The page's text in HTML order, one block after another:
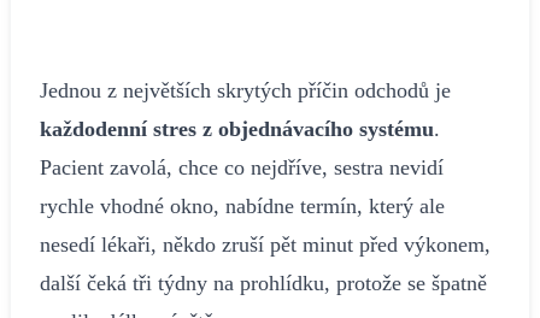
Jednou z největších skrytých příčin odchodů je
každodenní stres z objednávacího systému.
Pacient zavolá, chce co nejdříve, sestra nevidí
rychle vhodné okno, nabídne termín, který ale
nesedí lékaři, někdo zruší pět minut před výkonem,
další čeká tři týdny na prohlídku, protože se špatně